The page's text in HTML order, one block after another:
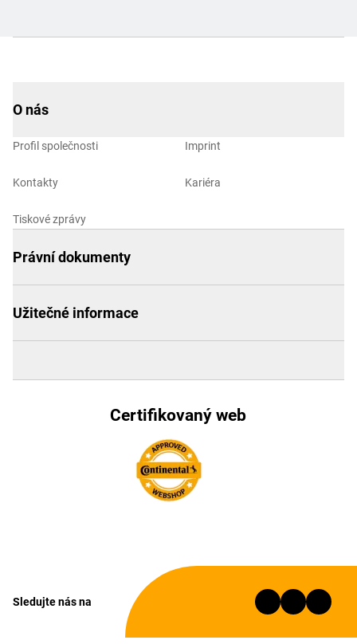
O nás
Profil společnosti
Kontakty
Tiskové zprávy
Imprint
Kariéra
Právní dokumenty
Užitečné informace
Certifikovaný web
Sledujte nás na